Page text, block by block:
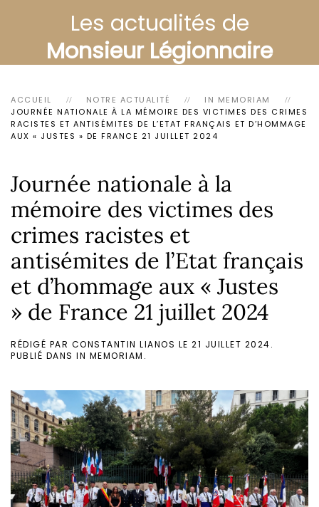
Les actualités de
Monsieur Légionnaire
ACCUEIL NOTRE ACTUALITÉ
IN MEMORIAM
JOURNÉE NATIONALE À LA MÉMOIRE DES VICTIMES DES CRIMES
RACISTES ET ANTISÉMITES DE L’ETAT FRANÇAIS ET D’HOMMAGE
AUX « JUSTES » DE FRANCE 21 JUILLET 2024
Journée nationale à la
mémoire des victimes des
crimes racistes et
antisémites de l’Etat français
et d’hommage aux « Justes
» de France 21 juillet 2024
RÉDIGÉ PAR CONSTANTIN LIANOS LE 21 JUILLET 2024.
PUBLIÉ DANS IN MEMORIAM .